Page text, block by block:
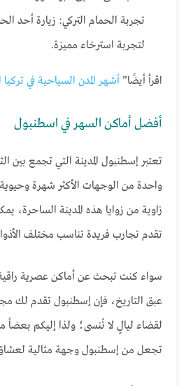
تجربة الحمام التركي: زيارة أحد
لتجربة استرخاء مميزة.
اقرأ أيضًا” أشهر المدن السياحية في
أفضل أماكن السهر في اسطنبول
تعتبر إسطنبول المدينة التي تجمع بين
واحدة من الوجهات الأكثر شهرة
زاوية من زوايا هذه المدينة الساحرة،
تقدم تجارب فريدة تناسب مختلف
سواء كنت تبحث عن أماكن عصرية
عبق التاريخ، فإن إسطنبول تقدم لك
لقضاء ليالٍ لا تُنسى؛ ولذا إليكم
تجعل من إسطنبول وجهة مثالية لعشاق